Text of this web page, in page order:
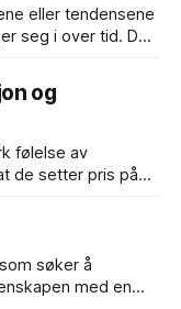
eller tendensene
seg i over tid. Det
påvirker en
og
følelse av
de setter pris på
rykte, og at de
søker å
med en